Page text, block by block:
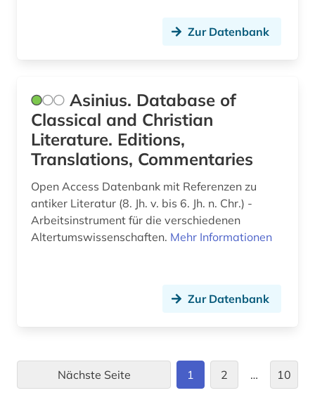
kunstgeschichte (8)
kunsthandwerk (3)
kunstmuseum (1)
kunsttechnologie (1)
künstler (2)
künstliche intelligenz (1)
lateinamerika (1)
Zur Datenbank
Asinius. Database of
Classical and Christian
Literature. Editions,
Translations, Commentaries
Open Access Datenbank mit Referenzen zu
antiker Literatur (8. Jh. v. bis 6. Jh. n. Chr.) -
Arbeitsinstrument für die verschiedenen
Altertumswissenschaften. Mehr Informationen
Zur Datenbank
Nächste Seite 1 2 … 10